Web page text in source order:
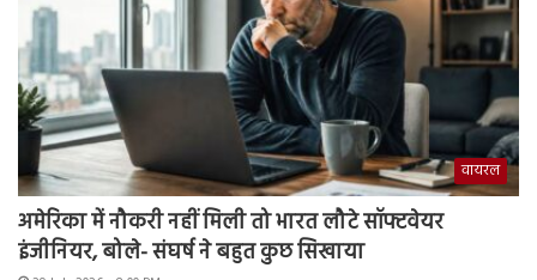
वायरल
अमेरिका में नौकरी नहीं मिली तो भारत लौटे सॉफ्टवेयर
इंजीनियर, बोले- संघर्ष ने बहुत कुछ सिखाया